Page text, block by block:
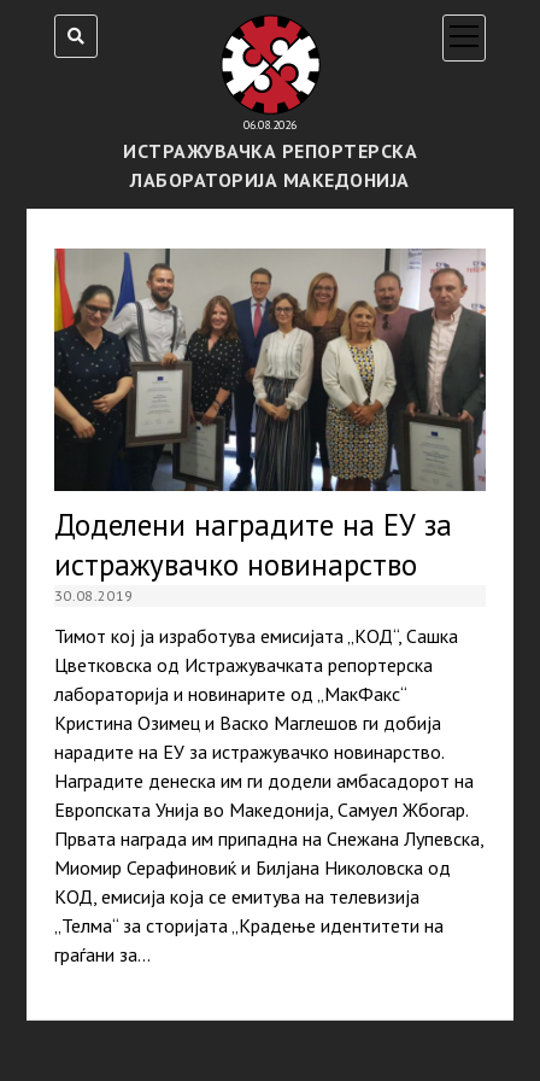
06.08.2026
ИСТРАЖУВАЧКА РЕПОРТЕРСКА
ЛАБОРАТОРИЈА МАКЕДОНИЈА
open
menu
Доделени наградите на ЕУ за
истражувачко новинарство
30.08.2019
Тимот кој ја изработува емисијата „КОД“, Сашка
Цветковска од Истражувачката репортерска
лабораторија и новинарите од „МакФакс“
Кристина Озимец и Васко Маглешов ги добија
нарадите на ЕУ за истражувачко новинарство.
Наградите денеска им ги додели амбасадорот на
Европската Унија во Македонија, Самуел Жбогар.
Првата награда им припадна на Снежана Лупевска,
Миомир Серафиновиќ и Билјана Николовска од
КОД, емисија која се емитува на телевизија
„Телма“ за сторијата „Крадење идентитети на
граѓани за…